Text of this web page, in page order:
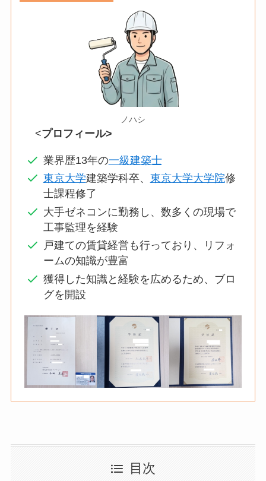
ノハシ
<プロフィール>
業界歴13年の一級建築士
東京大学建築学科卒、 東京大学大学院修
士課程修了
大手ゼネコンに勤務し、数多くの現場で
工事監理を経験
戸建ての賃貸経営も行っており、リフォ
ームの知識が豊富
獲得した知識と経験を広めるため、ブロ
グを開設
目次